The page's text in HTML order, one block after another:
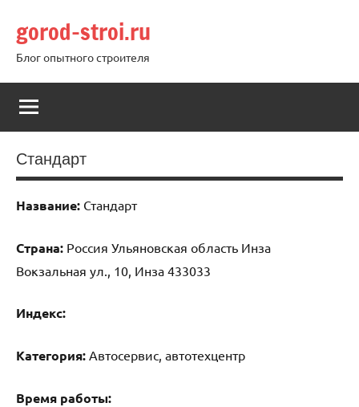
содержимому
gorod-stroi.ru
Блог опытного строителя
Стандарт
Название: Стандарт
Страна: Россия Ульяновская область Инза
Вокзальная ул., 10, Инза 433033
Индекс:
Категория: Автосервис, автотехцентр
Время работы: